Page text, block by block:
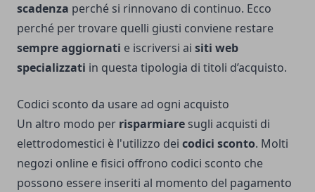
scadenza perché si rinnovano di continuo. Ecco
perché per trovare quelli giusti conviene restare
sempre aggiornati e iscriversi ai siti web
specializzati in questa tipologia di titoli d’acquisto.
Codici sconto da usare ad ogni acquisto
Un altro modo per risparmiare sugli acquisti di
elettrodomestici è l'utilizzo dei codici sconto. Molti
negozi online e fisici offrono codici sconto che
possono essere inseriti al momento del pagamento